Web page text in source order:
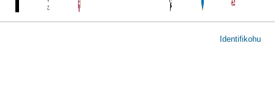
Identifikohu